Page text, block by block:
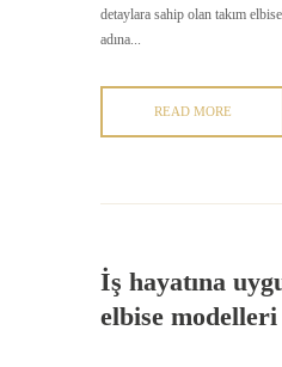
detaylara sahip olan takım
adına...
READ MORE
İş hayatına
elbise modelleri